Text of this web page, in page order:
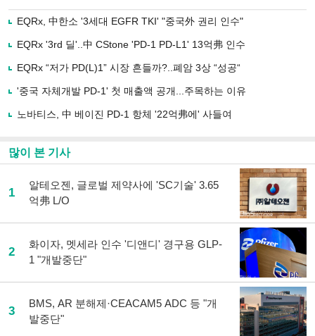
로
사
유
기
EQRx, 中한소 '3세대 EGFR TKI' "중국外 권리 인수"
EQRx '3rd 딜'..中 CStone 'PD-1 PD-L1' 13억弗 인수
EQRx “저가 PD(L)1” 시장 흔들까?..폐암 3상 “성공“
'중국 자체개발 PD-1' 첫 매출액 공개...주목하는 이유
노바티스, 中 베이진 PD-1 항체 '22억弗에' 사들여
많이 본 기사
1
알테오젠, 글로벌 제약사에 'SC기술' 3.65
억弗 L/O
2
화이자, 멧세라 인수 '디앤디' 경구용 GLP-
1 "개발중단"
3
BMS, AR 분해제·CEACAM5 ADC 등 "개
발중단"